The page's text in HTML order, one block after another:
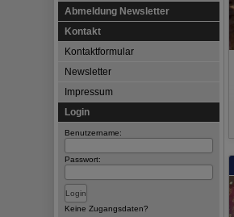
Abmeldung Newsletter
Kontakt
Kontaktformular
Newsletter
Impressum
Login
Benutzername:
Passwort:
Keine Zugangsdaten?